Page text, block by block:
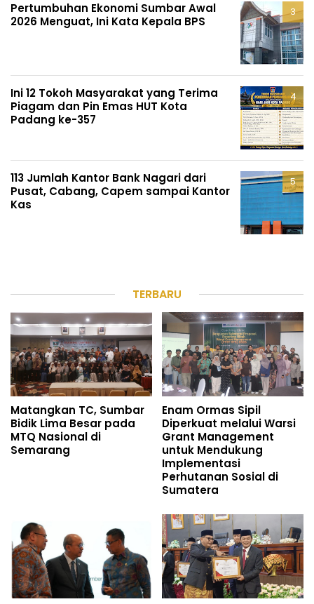
Pertumbuhan Ekonomi Sumbar Awal
2026 Menguat, Ini Kata Kepala BPS
Ini 12 Tokoh Masyarakat yang Terima
Piagam dan Pin Emas HUT Kota
Padang ke-357
113 Jumlah Kantor Bank Nagari dari
Pusat, Cabang, Capem sampai Kantor
Kas
TERBARU
Matangkan TC, Sumbar
Bidik Lima Besar pada
MTQ Nasional di
Semarang
Enam Ormas Sipil
Diperkuat melalui Warsi
Grant Management
untuk Mendukung
Implementasi
Perhutanan Sosial di
Sumatera